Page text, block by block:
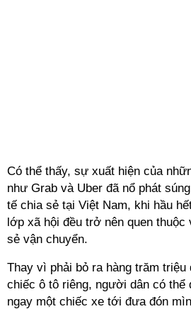
Có thể thấy, sự xuất hiện của
như Grab và Uber đã nổ phát
tế chia sẻ tại Việt Nam, khi hầu
lớp xã hội đều trở nên quen
sẻ vận chuyển.
Thay vì phải bỏ ra hàng trăm
chiếc ô tô riêng, người dân có thể
ngay một chiếc xe tới đưa đón